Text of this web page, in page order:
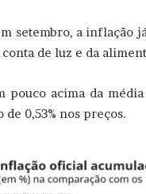
setembro, a inflação
de luz e da
pouco acima da
0,53% nos preços.